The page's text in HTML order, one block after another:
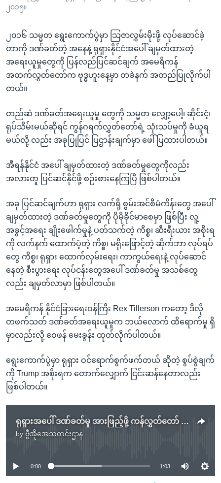
ကြည့်
ရှာဖွေ
ဘာသာစကားများ
၂၀၁၅။
၂၀၁၆ သမ္မတ ရွေးကောက်ပွဲမှာ သြဇာလွှမ်းမိုးဖို့ လုပ်ဆောင်ခဲ့
တာကို ဒဏ်ခတ်တဲ့ အနေနဲ့ ရုရှားနိုင်ငံအပေါ် ချမှတ်ထားတဲ့
အရေးယူမှုတွေကို ပြန်လည်ပြင်ဆင်ချက် အမေရိကန်
အထက်လွှတ်တော်က ဗုဒ္ဓဟူးနေ့မှာ တခဲနက် အတည်ပြုလိုက်ပါ
တယ်။
တည်ဆဲ ဒဏ်ခတ်အရေးယူမှု တွေကို သမ္မတ လျှော့ပေါ့၊ ဆိုင်းငံ့၊
ရုပ်သိမ်းမယ်ဆိုရင် ကွန်ဂရက်လွှတ်တော်ရဲ့ သုံးသပ်မှုကို ခံယူရ
မယ်လို့ လည်း အခုပြုပြင် ပြဌာန်းချက်မှာ ဖေါ်ပြထားပါတယ်။
အီရန်နိုင်ငံ အပေါ် ချမှတ်ထားတဲ့ ဒဏ်ခတ်မှုတွေကိုလည်း
အလားတူ ပြင်ဆင်နိုင်ဖို့ စဉ်းစားနေကြပြီ ဖြစ်ပါတယ်။
အခု ပြင်ဆင်ချက်ဟာ ရုရှား လက်ရှိ စွမ်းအင်စီမံကိန်းတွေ အပေါ်
ချမှတ်ထားတဲ့ ဒဏ်ခတ်မှုတွေကို ပိုမိုခိုင်မာစေမှာ ဖြစ်ပြီး လူ့
အခွင့်အရေး ချိုးဖေါက်မှုနဲ့ ပတ်သက်တဲ့ ကိစ္စ၊ ဆီးရီးယား အစိုးရ
ကို လက်နက် ထောက်ပံ့တဲ့ ကိစ္စ၊ မရိုးဖြောင့်တဲ့ ဆိုက်ဘာ လုပ်ရပ်
တွေ ကိစ္စ၊ ရုရှား ထောက်လှမ်းရေး၊ ကာကွယ်ရေးနဲ့ လုပ်ဆောင်
နေတဲ့ စီးပွားရေး လုပ်ငန်းတွေအပေါ် ဒဏ်ခတ်မှု အသစ်တွေ
လည်း ချမှတ်လာမှာ ဖြစ်ပါတယ်။
အမေရိကန် နိုင်ငံခြားရေးဝန်ကြီး Rex Tillerson ကတော့ ဒီလို
တဖက်သတ် ဒဏ်ခတ်အရေးယူမှုက ဘယ်လောက် ထိရောက်မှု ရှိ
မှာလည်းလို့ ဝေဖန် မေးခွန်း ထုတ်လိုက်ပါတယ်။
ရွေးကောက်ပွဲမှာ ရုရှား ဝင်ရောက်စွက်ဖက်တယ် ဆိုတဲ့ စွပ်စွဲချက်
ကို Trump အစိုးရက တောက်လျှောက် ငြင်းဆန်နေတာလည်း
ဖြစ်ပါတယ်။
ရုရှားအပေါ် ဒဏ်ခတ်မှု အားဖြည့်ဖို့ ကန်လွှတ်တော် တခဲနက် အတည်ပြု
by ဗွီအိုအေသတင်းဌာန
No media source currently available
0:00 1:03